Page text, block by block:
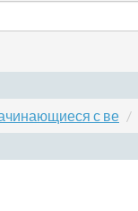
с ве